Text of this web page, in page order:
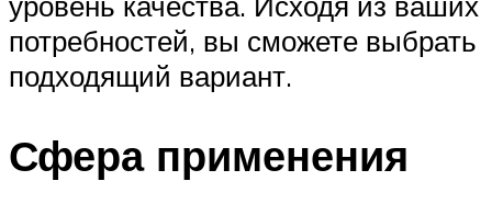
потребностей, вы сможете выбрать
подходящий вариант.
Сфера применения